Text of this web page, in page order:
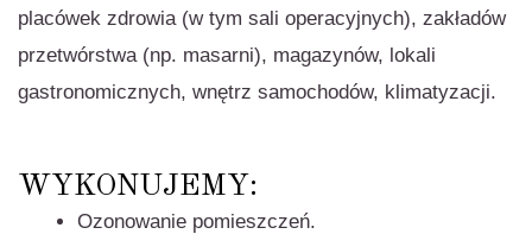
placówek zdrowia (w tym sali operacyjnych), zakładów
przetwórstwa (np. masarni), magazynów, lokali
gastronomicznych, wnętrz samochodów, klimatyzacji.
WYKONUJEMY:
Ozonowanie pomieszczeń.